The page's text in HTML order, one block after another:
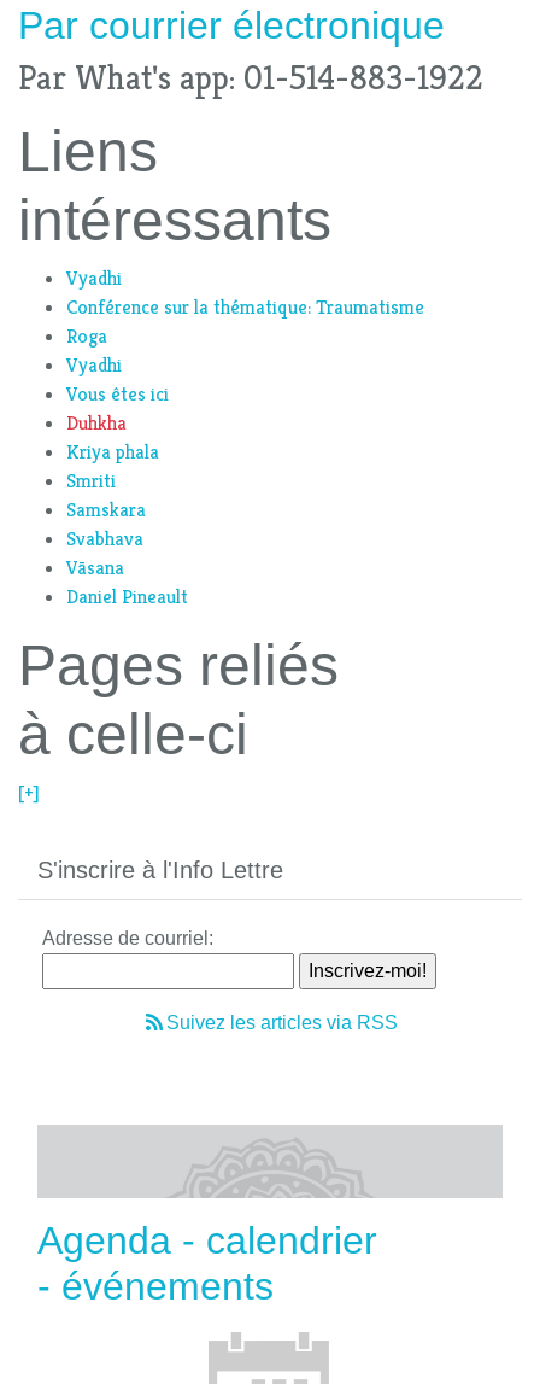
Par courrier électronique
Par What's app: 01-514-883-1922
Liens
intéressants
Vyadhi
Conférence sur la thématique: Traumatisme
Roga
Vyadhi
Vous êtes ici
Duhkha
Kriya phala
Smriti
Samskara
Svabhava
Vāsana
Daniel Pineault
Pages reliés
à celle-ci
[+]
S'inscrire à l'Info Lettre
Adresse de courriel:
Suivez les articles via RSS
Agenda - calendrier
- événements